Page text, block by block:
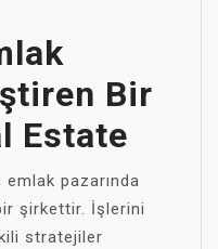
Bir
Estate
pazarında
şirkettir. İşlerini
stratejiler